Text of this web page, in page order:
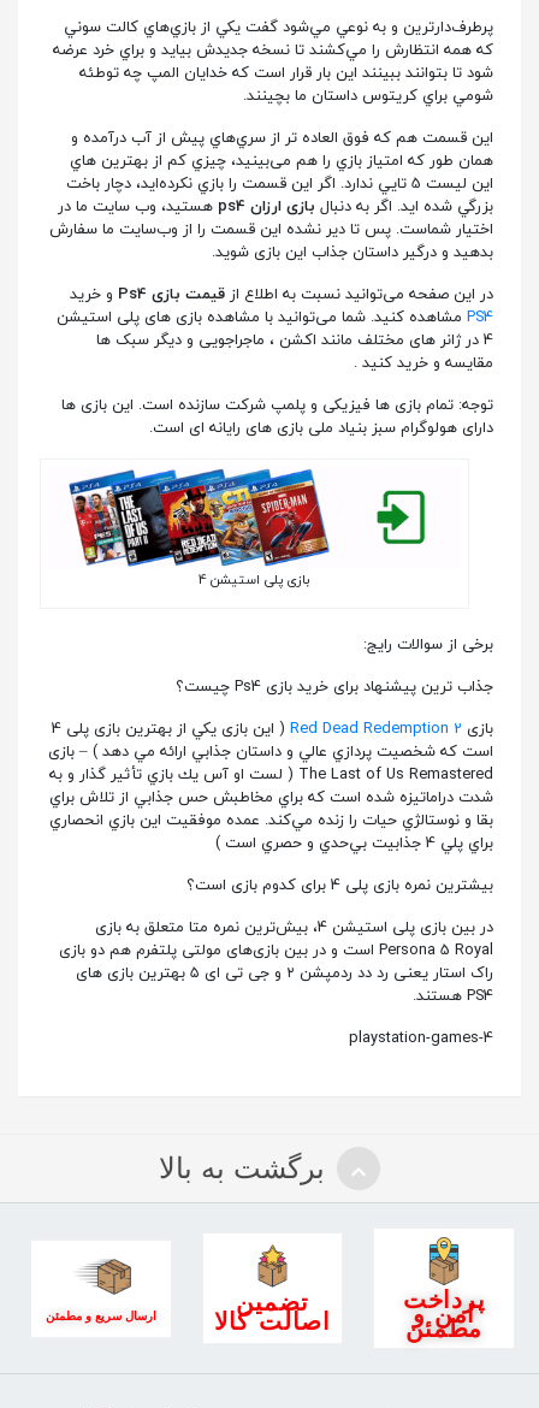
پرطرف‌دارترین و به نوعي مي‌شود گفت يكي از بازي‌هاي كالت سوني
كه همه انتظارش را مي‌كشند تا نسخه جديدش بيايد و براي خرد عرضه
شود تا بتوانند ببينند اين بار قرار است كه خدايان المپ چه توطئه
شومي براي كريتوس داستان ما بچينند.
اين قسمت هم كه فوق‌ العاده‌ تر از سري‌هاي پيش از آب درآمده و
همان طور كه امتياز بازي را هم می‌بینید، چيزي كم از بهترين‌ هاي
اين ليست 5 تايي ندارد. اگر اين قسمت را بازي نكرده‌ايد، دچار باخت
بزرگي شده‌ ايد. اگر به دنبال بازی ارزان ps4
هستيد، وب‌ سايت ما در
اختيار شماست. پس تا دير نشده اين قسمت را از وب‌سایت ما سفارش
بدهيد و درگير داستان جذاب این بازی شويد.
در این صفحه می‌توانید نسبت به اطلاع از قیمت بازی Ps4
و خرید
PS4 مشاهده کنید. شما می‌توانید با مشاهده بازی های پلی استیشن
4 در ژانر های مختلف مانند اکشن ، ماجراجویی و دیگر سبک ها
مقایسه و خرید کنید .
توجه: تمام بازی ها فیزیکی و پلمپ شرکت سازنده است. این بازی ها
دارای هولوگرام سبز بنیاد ملی بازی های رایانه ای است.
بازی پلی استیشن 4
برخی از سوالات رایج:
جذاب ترین پیشنهاد برای خرید بازی Ps4 چیست؟
بازی Red Dead Redemption 2
( این بازی یكي از بهترين بازی پلی 4
است كه شخصيت پردازي عالي و داستان جذابي ارائه مي‌ دهد ) – بازی
The Last of Us Remastered ( لست او آس يك بازي تأثیر گذار و به
شدت دراماتيزه شده است كه براي مخاطبش حس جذابي از تلاش براي
بقا و نوستالژي حيات را زنده مي‌كند. عمده موفقيت اين بازي انحصاري
براي پلي 4 جذابيت بي‌حدي و حصري است )
بیشترین نمره بازی پلی 4 برای کدوم بازی است؟
در بین بازی پلی استیشن 4، بیش‌ترین نمره متا متعلق به بازی
Persona 5 Royal است و در بین بازی‌های مولتی پلتفرم هم دو بازی
راک استار یعنی رد دد ردمپشن ۲ و جی تی ای ۵ بهترین بازی های
PS4 هستند.
playstation-games-4
برگشت به بالا
پرداخت
امن و
مطمئن
تضمین
اصالت کالا ارسال سریع و مطمئن